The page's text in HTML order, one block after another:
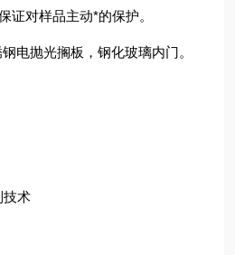
证对样品主动*的保护。
电抛光搁板，钢化玻璃内门。
技术